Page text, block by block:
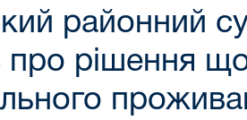
районний
про рішення